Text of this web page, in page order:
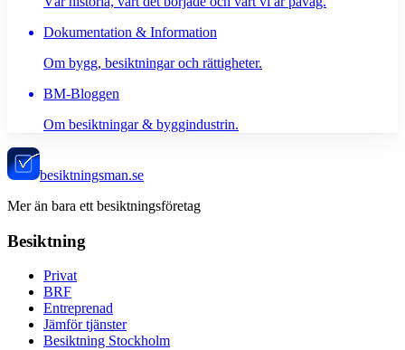
Dokumentation & Information
Om bygg, besiktningar och rättigheter.
BM-Bloggen
Om besiktningar & byggindustrin.
besiktningsman.se
Mer än bara ett besiktningsföretag
Besiktning
Privat
BRF
Entreprenad
Jämför tjänster
Besiktning Stockholm